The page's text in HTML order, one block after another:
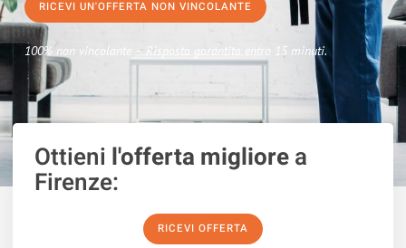
RICEVI UN'OFFERTA NON VINCOLANTE
100% non vincolante – Risposta garantita entro 15 minuti.
Ottieni l'offerta migliorea
Firenze:
RICEVI OFFERTA